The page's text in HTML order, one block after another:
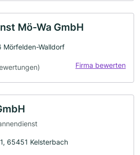
Mö-Wa GmbH
Mörfelden-Walldorf
Firma bewerten
65451 Kelsterbach